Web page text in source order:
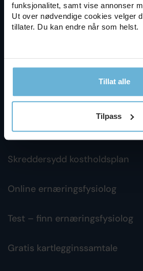
funksjonalitet, samt vise annonser
Ut over nødvendige cookies velger
tillater. Du kan endre når som helst.
Tillat alle
Tilpass
Tjenester
Klinisk ernæringsfysiolog
Kostholdsveiledning
Skreddersydd kostholdsplan
Online ernæringsfysiolog
Test – finn ernæringsfysiolog
Gratis kartlegginssamtale